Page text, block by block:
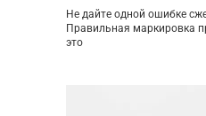
Не дайте одной ошибке
Правильная маркировка
это